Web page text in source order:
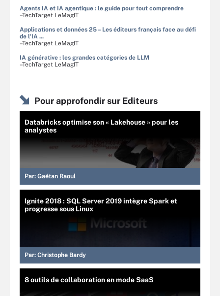
Agents IA et IA agentique : le guide pour tout comprendre
–TechTarget LeMagIT
Applications et données 25 – Les éditeurs français face au défi
de l'IA ...
–TechTarget LeMagIT
IA générative : les grandes catégories de LLM
–TechTarget LeMagIT
Pour approfondir sur Editeurs
Databricks optimise son « Lakehouse » pour les
analystes
Par: Gaétan Raoul
Ignite 2018 : SQL Server 2019 intègre Spark et
progresse sous Linux
Par: Christophe Bardy
8 outils de collaboration en mode SaaS